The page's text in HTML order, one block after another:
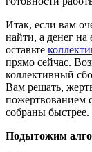
Итак, если вам
найти, а денег на
оставьте
прямо сейчас.
коллективный
Вам решать,
пожертвованием
собраны быстрее.
Подытожим